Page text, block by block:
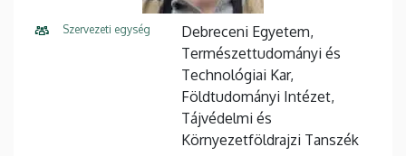
Szervezeti egység
Debreceni Egyetem,
Természettudományi és
Technológiai Kar,
Földtudományi Intézet,
Tájvédelmi és
Környezetföldrajzi Tanszék